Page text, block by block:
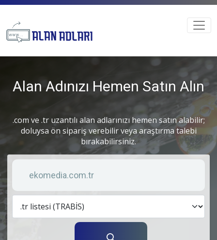
Alan Adınızı Hemen Satın Alın
.com ve .tr uzantılı alan adlarınızı hemen satın alabilir;
doluysa ön sipariş verebilir veya araştırma talebi
bırakabilirsiniz.
Anahtar kelime